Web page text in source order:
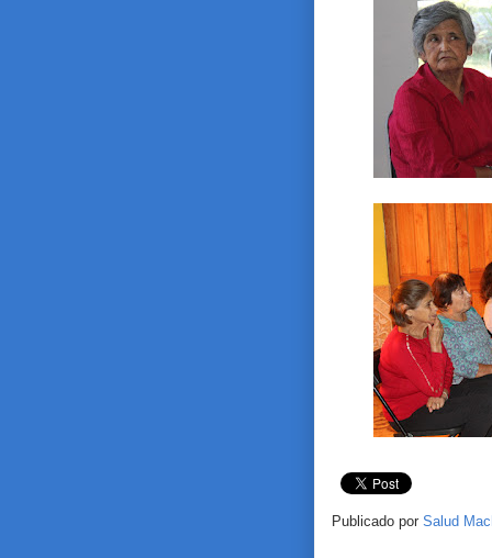
Publicado por Salud